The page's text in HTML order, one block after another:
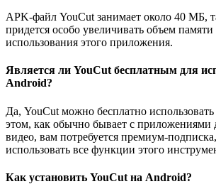
APK-файл YouCut занимает около 40 МБ,
придется особо увеличивать объем
использования этого приложения.
Является ли YouCut бесплатным для
Android?
Да, YouCut можно бесплатно
этом, как обычно бывает с приложениями
видео, вам потребуется премиум-
использовать все функции этого
Как установить YouCut на Android?